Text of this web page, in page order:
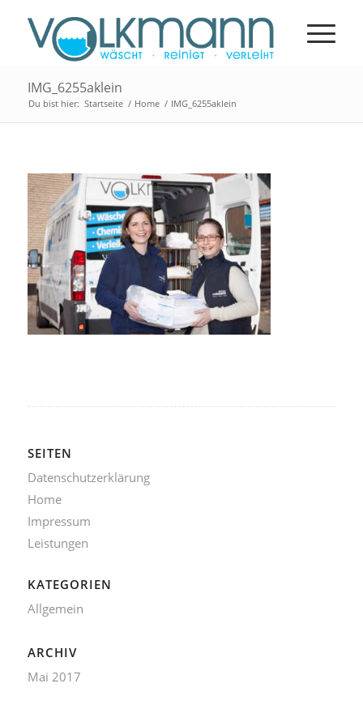
IMG_6255aklein
Du bist hier: Startseite / Home / IMG_6255aklein
SEITEN
Datenschutzerklärung
Home
Impressum
Leistungen
KATEGORIEN
Allgemein
ARCHIV
Mai 2017